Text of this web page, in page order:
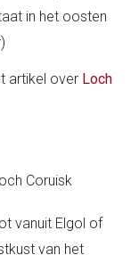
in het oosten
artikel over Loch
vanuit Elgol of
van het